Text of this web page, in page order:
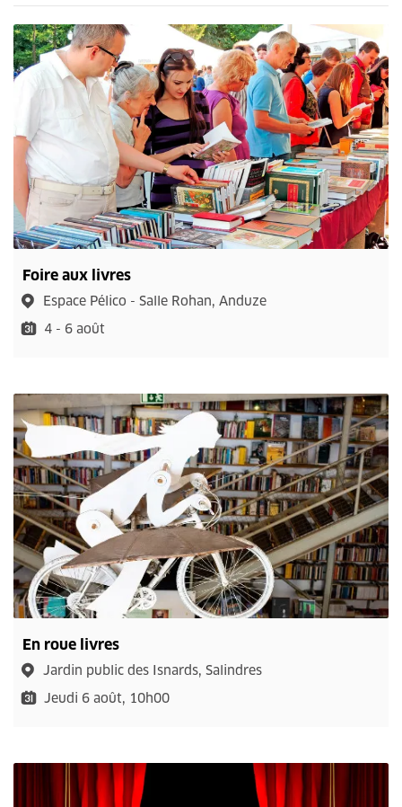
Foire aux livres
Espace Pélico - Salle Rohan, Anduze
4 - 6 août
En roue livres
Jardin public des Isnards, Salindres
Jeudi 6 août, 10h00